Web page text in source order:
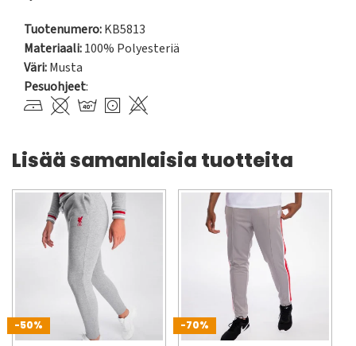
Tuotenumero:KB5813
Materiaali:100% Polyesteriä
Väri:Musta
Pesuohjeet:
Lisää samanlaisia tuotteita
-50% -70%